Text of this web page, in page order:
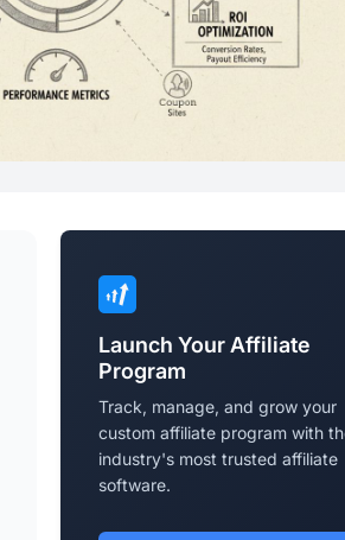
Launch Your Affiliate
Program
Track, manage, and grow your
custom affiliate program with
industry's most trusted affiliate
software.